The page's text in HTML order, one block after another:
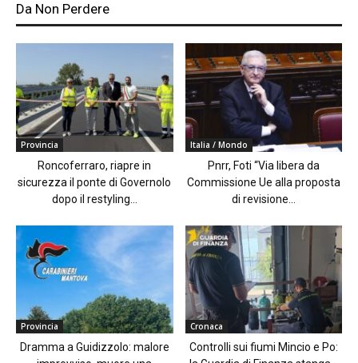
Da Non Perdere
Provincia
Roncoferraro, riapre in
sicurezza il ponte di Governolo
dopo il restyling...
Italia / Mondo
Pnrr, Foti “Via libera da
Commissione Ue alla proposta
di revisione...
Provincia
Dramma a Guidizzolo: malore
Cronaca
Controlli sui fiumi Mincio e Po: